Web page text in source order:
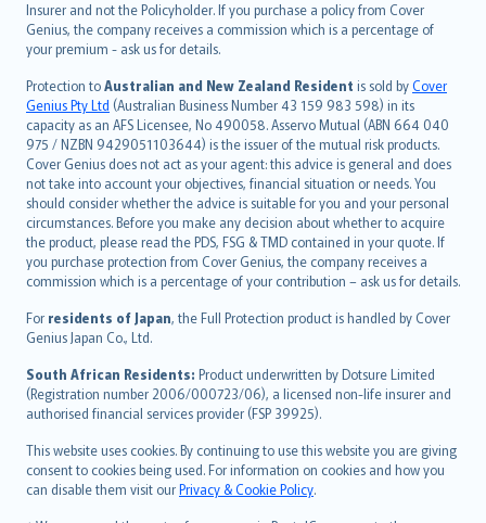
Insurer and not the Policyholder. If you purchase a policy from Cover
Genius, the company receives a commission which is a percentage of
your premium - ask us for details.
Protection toAustralian and New Zealand Resident is sold byCover
Genius Pty Ltd (Australian Business Number 43 159 983 598) in its
capacity as an AFS Licensee, No 490058. Asservo Mutual (ABN 664 040
975 / NZBN 9429051103644) is the issuer of the mutual risk products.
Cover Genius does not act as your agent: this advice is general and does
not take into account your objectives, financial situation or needs. You
should consider whether the advice is suitable for you and your personal
circumstances. Before you make any decision about whether to acquire
the product, please read the PDS, FSG & TMD contained in your quote. If
you purchase protection from Cover Genius, the company receives a
commission which is a percentage of your contribution – ask us for details.
For residents of Japan, the Full Protection product is handled by Cover
Genius Japan Co., Ltd.
South African Residents: Product underwritten by Dotsure Limited
(Registration number 2006/000723/06), a licensed non-life insurer and
authorised financial services provider (FSP 39925).
This website uses cookies. By continuing to use this website you are giving
consent to cookies being used. For information on cookies and how you
can disable them visit ourPrivacy & Cookie Policy.
العربيّة
Türkçe
česky
Русский
ภาษาไทย
български
català
Hrvatski
eesti
Ελληνικά
Magyar
Íslenska
Bahasa Indonesia
latviešu
Lietuviškai
Bahasa Melayu
Română
српски
Slovensky